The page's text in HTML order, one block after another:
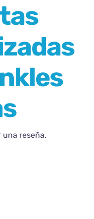
y encarga
Escuela online
Blog
una reseña.